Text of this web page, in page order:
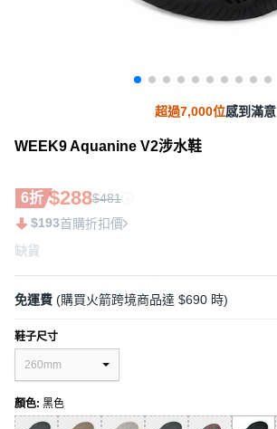
超過7,000位感到滿意
WEEK9 Aquanine V2涉水鞋
6折 $288$481
$193首購折扣價
缺貨
免運費 (購買火箭跨境商品達 $690 時)
鞋子尺寸
260mm
顏色: 黑色